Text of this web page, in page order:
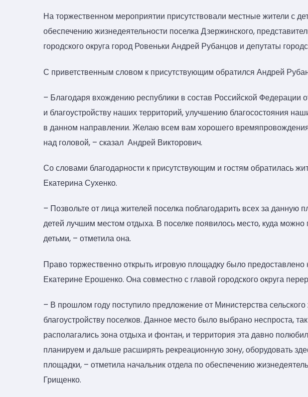
На торжественном мероприятии присутствовали местные жители с
обеспечению жизнедеятельности поселка Дзержинского,
городского округа город Ровеньки Андрей Рубанцов и депутаты
С приветственным словом к присутствующим обратился Андрей
– Благодаря вхождению республики в состав Российской Федерации
и благоустройству наших территорий, улучшению благосостояния
в данном направлении. Желаю всем вам хорошего
над головой, – сказал Андрей Викторович.
Со словами благодарности к присутствующим и гостям обратилась
Екатерина Сухенко.
– Позвольте от лица жителей поселка поблагодарить всех за данную
детей лучшим местом отдыха. В поселке появилось место, куда можно
детьми, – отметила она.
Право торжественно открыть игровую площадку было
Екатерине Ерошенко. Она совместно с главой городского округа
– В прошлом году поступило предложение от Министерства
благоустройству поселков. Данное место было выбрано неспроста,
располагались зона отдыха и фонтан, и территория эта давно
планируем и дальше расширять рекреационную зону, оборудовать
площадки, – отметила начальник отдела по обеспечению
Грищенко.